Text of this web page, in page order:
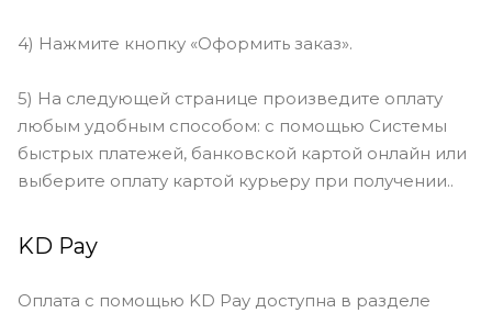
4) Нажмите кнопку «Оформить заказ».
5) На следующей странице произведите оплату
любым удобным способом: с помощью Системы
быстрых платежей, банковской картой онлайн или
выберите оплату картой курьеру при получении..
KD Pay
Оплата с помощью KD Pay доступна в разделе